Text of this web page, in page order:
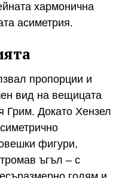
хармонична
асиметрия.
пропорции и
вид на вещицата
Грим. Докато Хензел
фигури,
ъгъл – с